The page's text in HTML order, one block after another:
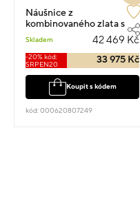
Náušnice z
kombinovaného zlata s
kamenem 18kt 2cm 10.8g
Skladem 42 469 Kč
-20% kód:
SRPEN20
33 975 Kč
Koupit s kódem
kód: 000620807249